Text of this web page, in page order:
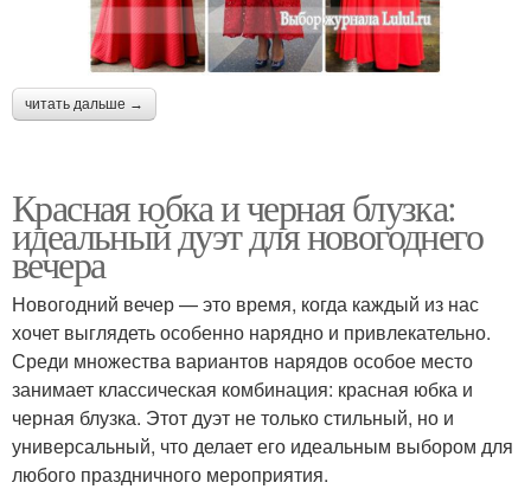
читать дальше →
Красная юбка и черная блузка:
идеальный дуэт для новогоднего
вечера
Новогодний вечер — это время, когда каждый из нас
хочет выглядеть особенно нарядно и привлекательно.
Среди множества вариантов нарядов особое место
занимает классическая комбинация: красная юбка и
черная блузка. Этот дуэт не только стильный, но и
универсальный, что делает его идеальным выбором для
любого праздничного мероприятия.